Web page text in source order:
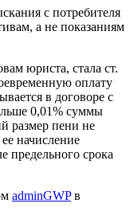
с потребителя
а не показаниям
юриста, стала ст.
оплату
в договоре с
0,01% суммы
размер пени не
начисление
предельного срока
adminGWPв